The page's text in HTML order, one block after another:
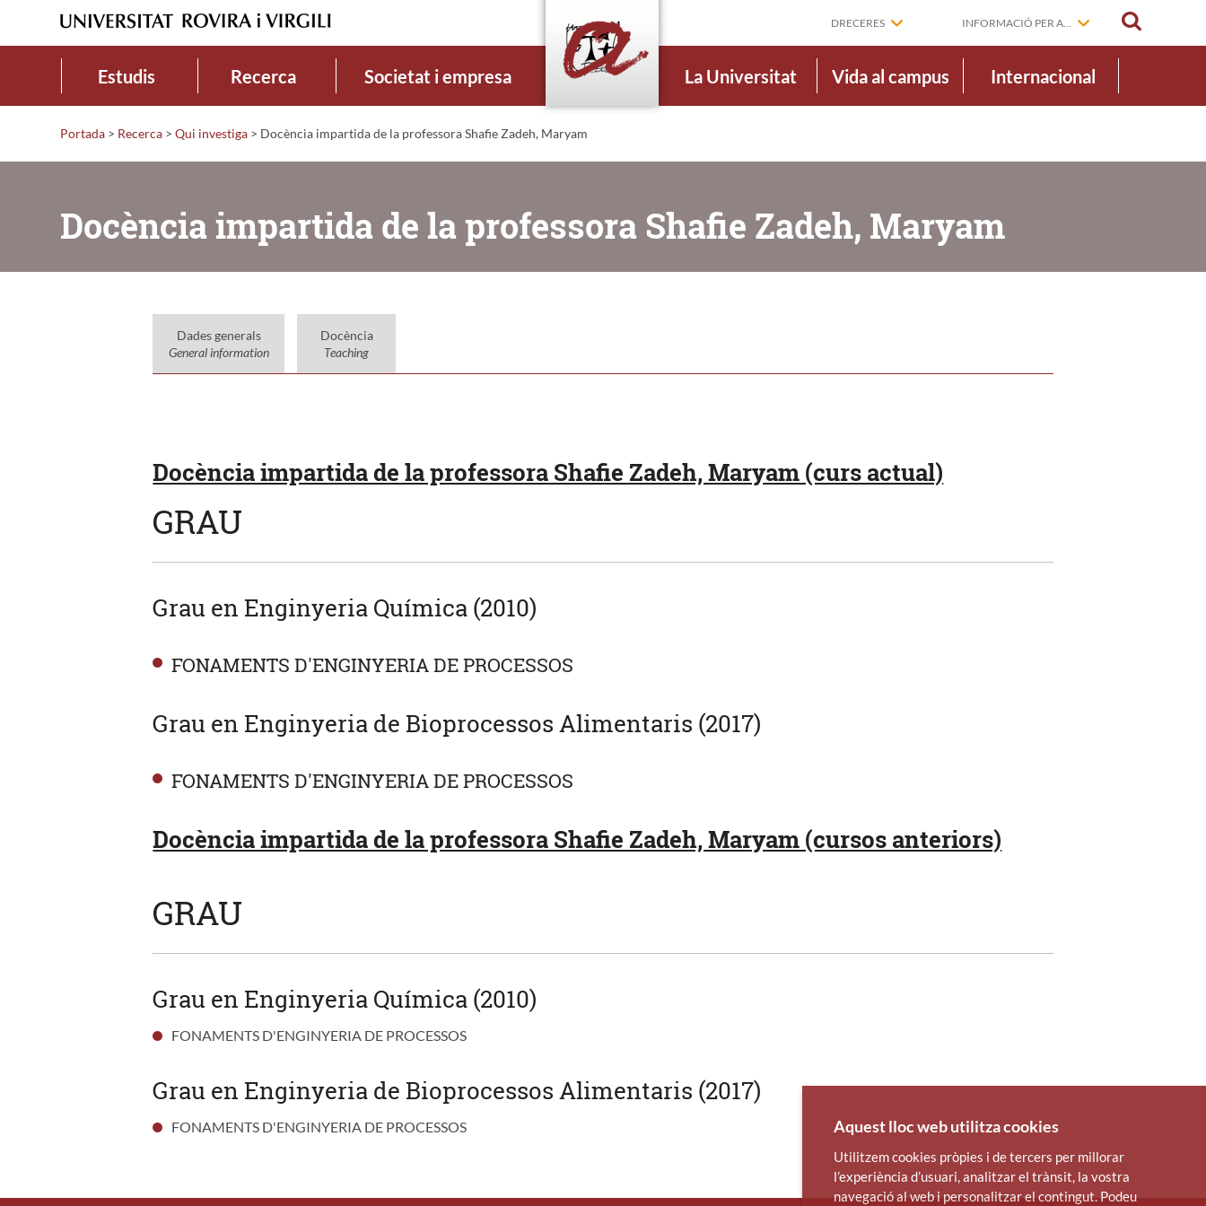
DRECERES INFORMACIÓ PER A...
Estudis Recerca Societat i empresa La Universitat Vida al campus Internacional
Portada > Recerca > Qui investiga > Docència impartida de la professora Shafie Zadeh, Maryam
Docència impartida de la professora Shafie Zadeh, Maryam
Dades generals
General information
Docència
Teaching
Docència impartida de la professora Shafie Zadeh, Maryam (curs actual)
GRAU
Grau en Enginyeria Química (2010)
FONAMENTS D'ENGINYERIA DE PROCESSOS
Grau en Enginyeria de Bioprocessos Alimentaris (2017)
FONAMENTS D'ENGINYERIA DE PROCESSOS
Docència impartida de la professora Shafie Zadeh, Maryam (cursos anteriors)
GRAU
Grau en Enginyeria Química (2010)
FONAMENTS D'ENGINYERIA DE PROCESSOS
Grau en Enginyeria de Bioprocessos Alimentaris (2017)
FONAMENTS D'ENGINYERIA DE PROCESSOS Aquest lloc web utilitza cookies
Utilitzem cookies pròpies i de tercers per millorar
l’experiència d’usuari, analitzar el trànsit, la vostra
navegació al web i personalitzar el contingut. Podeu